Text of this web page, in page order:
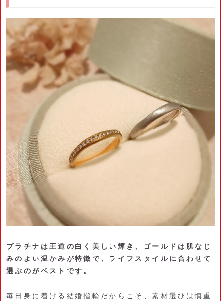
プラチナは王道の白く美しい輝き、ゴールドは肌なじ
みのよい温かみが特徴で、ライフスタイルに合わせて
選ぶのがベストです。
毎日身に着ける結婚指輪だからこそ、素材選びは慎重